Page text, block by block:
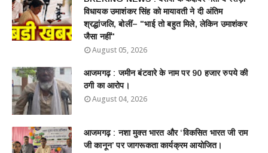
विधायक उमाशंकर सिंह को मायावती ने दी अंतिम
श्रद्धांजलि, बोलीं– "भाई तो बहुत मिले, लेकिन उमाशंकर
जैसा नहीं"
August 05, 2026
आजमगढ़ : जमीन बंटवारे के नाम पर 90 हजार रुपये की
ठगी का आरोप।
August 04, 2026
आजमगढ़ : नशा मुक्त भारत और ‘विकसित भारत जी राम
जी कानून’ पर जागरूकता कार्यक्रम आयोजित।